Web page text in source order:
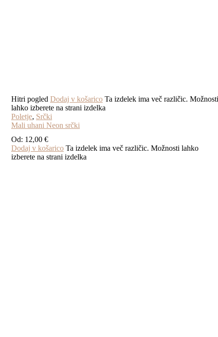
Hitri pogled Dodaj v košarico Ta izdelek ima več različic. Možnosti
lahko izberete na strani izdelka
Poletje, Srčki
Mali uhani Neon srčki
Od: 12,00 €
Dodaj v košarico Ta izdelek ima več različic. Možnosti lahko
izberete na strani izdelka